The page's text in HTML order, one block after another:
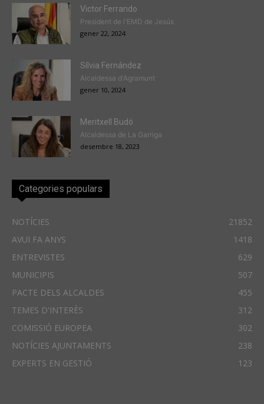
Victor Ferrando
President de l'EMD de Jesús
gener 22, 2024
Sílvia Fernández
Alcaldessa d'Agramunt
gener 10, 2024
Meritxell Budó
Alcaldessa de La Garriga
desembre 18, 2023
Categories populars
NOTÍCIES
21852
AVUI FA ANYS
1418
ENTREVISTES
629
MUNICIPIS
507
PACTE DELS ALCALDES
455
TEMES D'INTERÈS
312
COMISSIÓ EUROPEA
302
NOTÍCIES AJUNTAMENTS
238
EXPERTS EN GESTIÓ
123